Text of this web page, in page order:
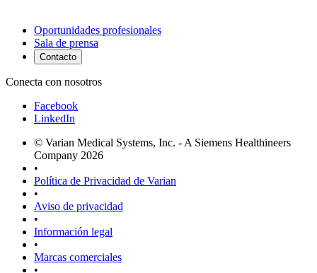
Oportunidades profesionales
Sala de prensa
Contacto
Conecta con nosotros
Facebook
LinkedIn
© Varian Medical Systems, Inc. - A Siemens Healthineers
Company 2026
•
Política de Privacidad de Varian
•
Aviso de privacidad
•
Información legal
•
Marcas comerciales
•